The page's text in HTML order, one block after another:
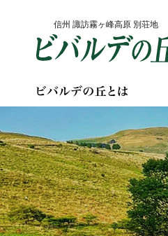
信州 諏訪霧ヶ峰高原 別荘地